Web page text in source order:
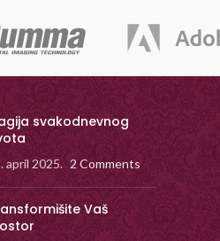
svakodnevnog
april 2025. 2 Comments
Vaš